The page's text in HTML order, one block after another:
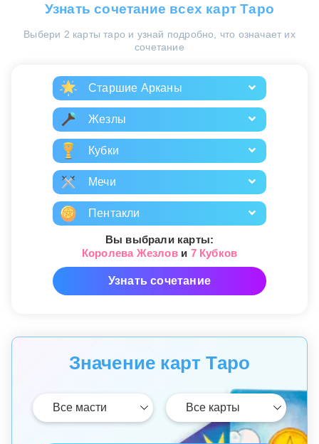
Узнать сочетание всех карт Таро
Выбери 2 карты таро и узнай подробно, что означает их
сочетание
Старшие Арканы
Жезлы
Кубки
Мечи
Пентакли
Вы выбрали карты:
Королева Жезлови 7 Кубков
Узнать сочетание
Значение карт Таро